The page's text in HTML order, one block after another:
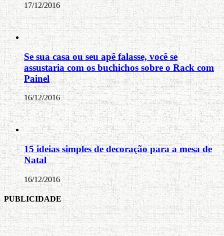
17/12/2016
Se sua casa ou seu apê falasse, você se
assustaria com os buchichos sobre o Rack com
Painel
16/12/2016
15 ideias simples de decoração para a mesa de
Natal
16/12/2016
PUBLICIDADE